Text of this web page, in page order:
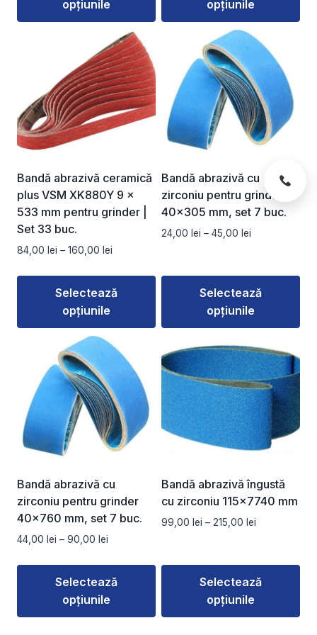
136,00 lei
opțiunile
multe
variații.
Opțiunile
pot
fi
alese
în
pagina
opțiunile
multe
variații.
Opțiunile
fi
alese
în
produsului.
Bandă abrazivă ceramică
plus VSM XK880Y 9 ×
533 mm pentru grinder |
Set 33 buc.
84,00 lei – 160,00 lei
prețuri:
84,00 lei
Selectează
opțiunile
multe
variații.
Opțiunile
fi
alese
în
produsului.
Bandă abrazivă cu
zirconiu pentru grinder
40×305 mm, set 7 buc.
24,00 lei – 45,00 lei
24,00 lei
până
la
Selectează
opțiunile
produs
are
mai
multe
variații.
Opțiunile
fi
alese
pagina
Bandă abrazivă cu
zirconiu pentru grinder
40×760 mm, set 7 buc.
44,00 lei – 90,00 lei
prețuri:
44,00 lei
până
Selectează
opțiunile
Bandă abrazivă îngustă
cu zirconiu 115×7740 mm
99,00 lei – 215,00 lei
99,00 lei
până
Selectează
opțiunile